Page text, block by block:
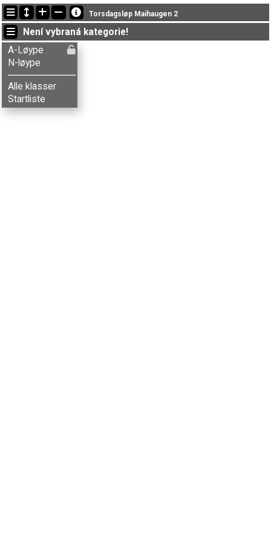
Nejnovější změny
19:25:28: Alma G-Mørkve (N-løype) doběhl with status finished
19:25:28: Aurora B. Bakken (N-løype) doběhl with status finished
19:25:28: Bjørn I.N. Åstebøl (A-Løype) doběhl v čase 28:05 (12)
Torsdagsløp Maihaugen 2
Není vybraná kategorie!
A-Løype
N-løype
Alle klasser
Startliste